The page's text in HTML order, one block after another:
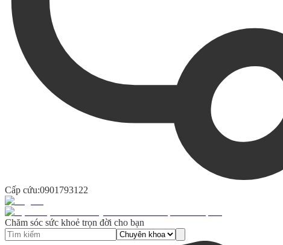
Cấp cứu:0901793122
Chăm sóc sức khoẻ trọn đời cho bạn